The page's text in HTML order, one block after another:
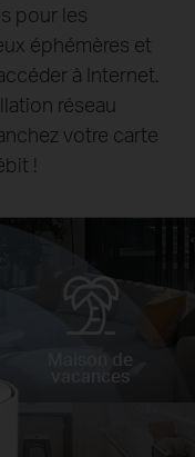
pour les
éphémères et
à Internet.
réseau
votre carte
!
Maison de
vacances